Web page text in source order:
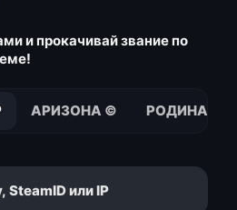
и прокачивай звание по
АРИЗОНА © РОДИНА ©